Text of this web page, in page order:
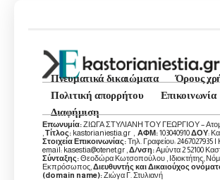
Πνευματικά δικαιώματα
Όρους
Πολιτική απορρήτου
Επικοινωνία
Διαφήμιση
Επωνυμία:ΖΙΩΓΑ ΣΤΥΛΙΑΝΗ ΤΟΥ ΓΕΩΡΓΙΟΥ –
Τίτλος: kastorianiestia.gr , ΑΦΜ:103040910ΔΟΥ:
Στοιχεία Επικοινωνίας:Τηλ. Γραφείου: 2467027935 |
email: kasestia@otenet.gr , Δ/νση:Αμύντα 2 52100
Σύνταξης:Θεοδώρα Κωτσοπούλου , Ιδιοκτήτης,
Εκπρόσωπος, Διευθυντής και Δικαιούχος
(domain name):Ζιώγα Γ. Στυλιανή